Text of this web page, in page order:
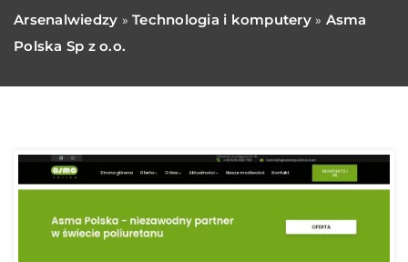
Arsenalwiedzy » Technologia i komputery» Asma
Polska Sp z o.o.